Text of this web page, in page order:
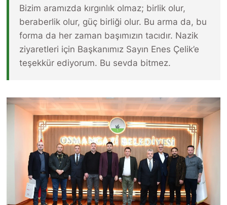
Bizim aramızda kırgınlık olmaz; birlik olur,
beraberlik olur, güç birliği olur. Bu arma da, bu
forma da her zaman başımızın tacıdır. Nazik
ziyaretleri için Başkanımız Sayın Enes Çelik’e
teşekkür ediyorum. Bu sevda bitmez.